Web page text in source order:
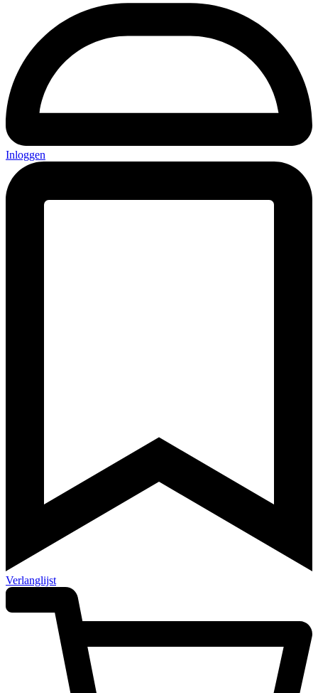
Inloggen
Verlanglijst